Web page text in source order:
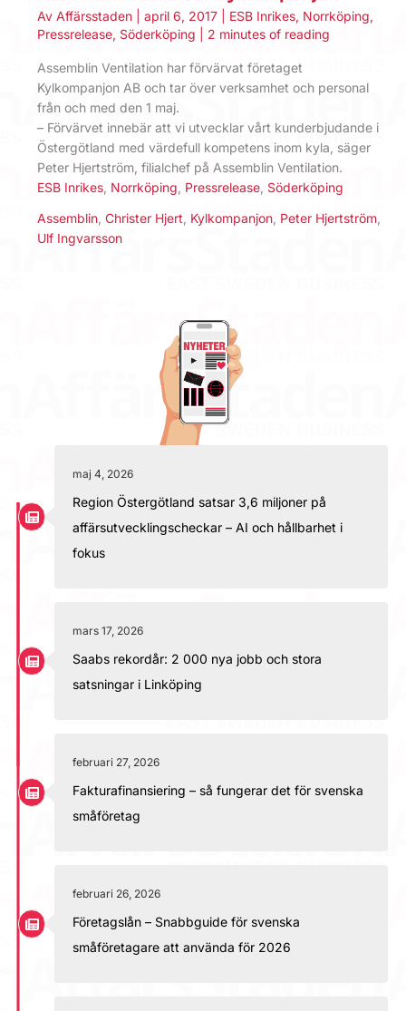
Av Affärsstaden april 6, 2017 ESB Inrikes, Norrköping,
Pressrelease, Söderköping 2 minutes of reading
Assemblin Ventilation har förvärvat företaget
Kylkompanjon AB och tar över verksamhet och personal
från och med den 1 maj.
– Förvärvet innebär att vi utvecklar vårt kunderbjudande i
Östergötland med värdefull kompetens inom kyla, säger
Peter Hjertström, filialchef på Assemblin Ventilation.
ESB Inrikes Norrköping Pressrelease Söderköping
Assemblin Christer Hjert Kylkompanjon Peter Hjertström
Ulf Ingvarsson
maj 4, 2026
Region Östergötland satsar 3,6 miljoner på
affärsutvecklingscheckar – AI och hållbarhet i
fokus
mars 17, 2026
Saabs rekordår: 2 000 nya jobb och stora
satsningar i Linköping
februari 27, 2026
Fakturafinansiering – så fungerar det för svenska
småföretag
februari 26, 2026
Företagslån – Snabbguide för svenska
småföretagare att använda för 2026